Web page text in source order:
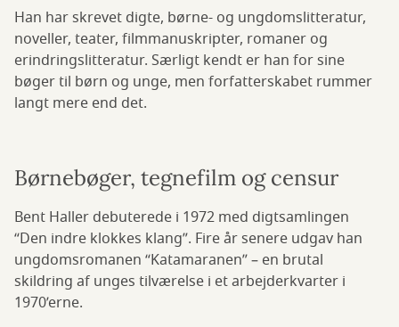
Han har skrevet digte, børne- og ungdomslitteratur,
noveller, teater, filmmanuskripter, romaner og
erindringslitteratur. Særligt kendt er han for sine
bøger til børn og unge, men forfatterskabet rummer
langt mere end det.
Børnebøger, tegnefilm og censur
Bent Haller debuterede i 1972 med digtsamlingen
“Den indre klokkes klang”. Fire år senere udgav han
ungdomsromanen “Katamaranen” – en brutal
skildring af unges tilværelse i et arbejderkvarter i
1970’erne.